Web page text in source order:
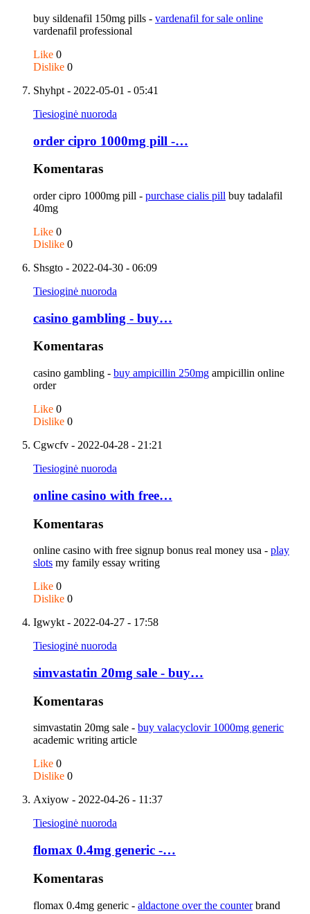
buy sildenafil 150mg pills - vardenafil for sale online
vardenafil professional
Like 0
Dislike 0
Shyhpt - 2022-05-01 - 05:41
Tiesioginė nuoroda
order cipro 1000mg pill -…
Komentaras
order cipro 1000mg pill - purchase cialis pill buy tadalafil
40mg
Like 0
Dislike 0
Shsgto - 2022-04-30 - 06:09
Tiesioginė nuoroda
casino gambling - buy…
Komentaras
casino gambling - buy ampicillin 250mg ampicillin online
order
Like 0
Dislike 0
Cgwcfv - 2022-04-28 - 21:21
Tiesioginė nuoroda
online casino with free…
Komentaras
online casino with free signup bonus real money usa - play
slots my family essay writing
Like 0
Dislike 0
Igwykt - 2022-04-27 - 17:58
Tiesioginė nuoroda
simvastatin 20mg sale - buy…
Komentaras
simvastatin 20mg sale - buy valacyclovir 1000mg generic
academic writing article
Like 0
Dislike 0
Axiyow - 2022-04-26 - 11:37
Tiesioginė nuoroda
flomax 0.4mg generic -…
Komentaras
flomax 0.4mg generic - aldactone over the counterbrand